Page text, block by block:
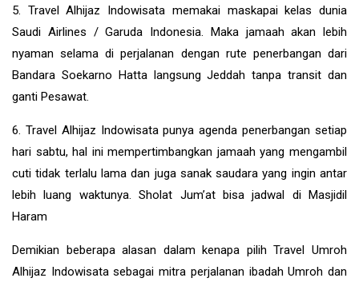
5. Travel Alhijaz Indowisata memakai maskapai kelas dunia
Saudi Airlines / Garuda Indonesia. Maka jamaah akan lebih
nyaman selama di perjalanan dengan rute penerbangan dari
Bandara Soekarno Hatta langsung Jeddah tanpa transit dan
ganti Pesawat.
6. Travel Alhijaz Indowisata punya agenda penerbangan setiap
hari sabtu, hal ini mempertimbangkan jamaah yang mengambil
cuti tidak terlalu lama dan juga sanak saudara yang ingin antar
lebih luang waktunya. Sholat Jum’at bisa jadwal di Masjidil
Haram
Demikian beberapa alasan dalam kenapa pilih Travel Umroh
Alhijaz Indowisata sebagai mitra perjalanan ibadah Umroh dan